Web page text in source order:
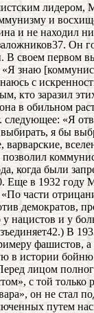
лидером,
и
и не находил
Он
В своем первом
«Я знаю
с
кто заразил
в обильном
следующее: «Я
я бы
варварские,
когда были
Еще в 1932 году
части
демократов,
у нацистов и у
В
фашистов,
в истории
лицом
с той только
он не стал
путем